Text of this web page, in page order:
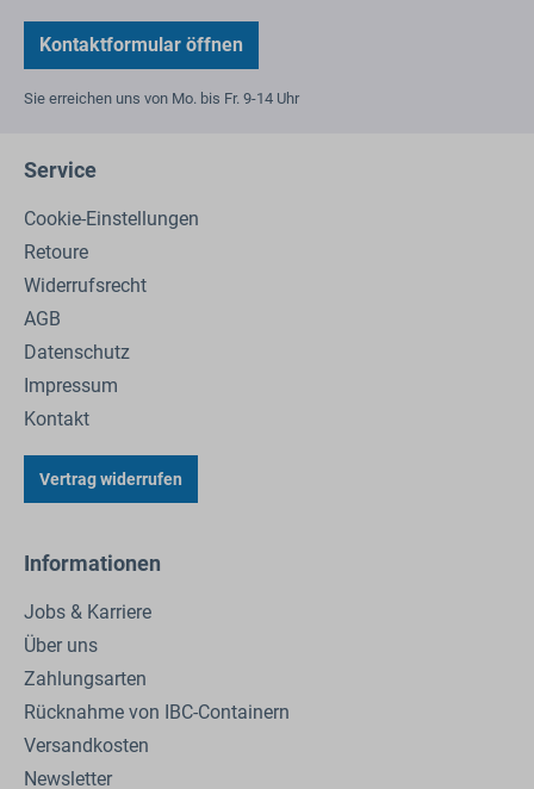
Kontaktformular öffnen
Sie erreichen uns von Mo. bis Fr. 9-14 Uhr
Service
Cookie-Einstellungen
Retoure
Widerrufsrecht
AGB
Datenschutz
Impressum
Kontakt
Vertrag widerrufen
Informationen
Jobs & Karriere
Über uns
Zahlungsarten
Rücknahme von IBC-Containern
Versandkosten
Newsletter